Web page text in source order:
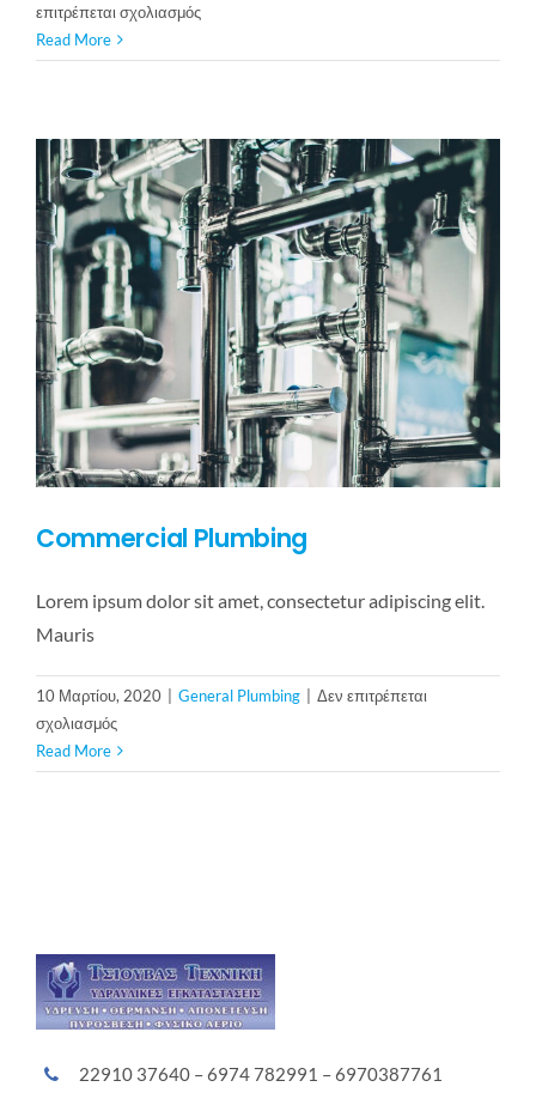
επιτρέπεται σχολιασμόςστο
Kitchen
Read More
Commercial Plumbing
Lorem ipsum dolor sit amet, consectetur adipiscing elit.
Mauris
10 Μαρτίου, 2020 General Plumbing
Δεν επιτρέπεται
σχολιασμόςστο
Commercial
Plumbing
Read More
22910 37640 – 6974 782991 – 6970387761